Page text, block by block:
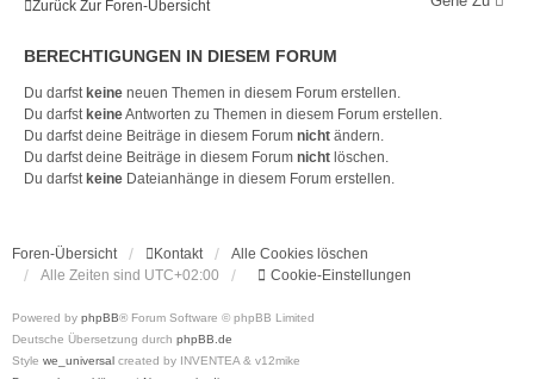
Zurück Zur Foren-Übersicht
BERECHTIGUNGEN IN DIESEM FORUM
Du darfst keine neuen Themen in diesem Forum erstellen.
Du darfst keineAntworten zu Themen in diesem Forum erstellen.
Du darfst deine Beiträge in diesem Forum nicht ändern.
Du darfst deine Beiträge in diesem Forum nicht löschen.
Du darfst keine Dateianhänge in diesem Forum erstellen.
Foren-Übersicht Kontakt
Alle Cookies löschen
Alle Zeiten sind UTC+02:00 Cookie-Einstellungen
Powered by phpBB® Forum Software © phpBB Limited
Deutsche Übersetzung durch phpBB.de
Style we_universal created by INVENTEA & v12mike